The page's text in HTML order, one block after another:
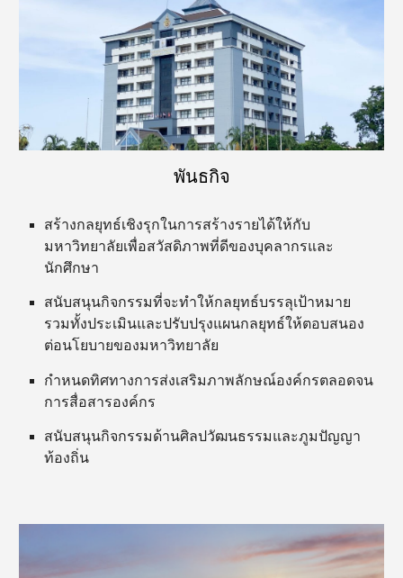
พันธกิจ
สร้างกลยุทธ์เชิงรุกในการสร้างรายได้ให้กับ
มหาวิทยาลัยเพื่อสวัสดิภาพที่ดีของบุคลากรและ
นักศึกษา
สนับสนุนกิจกรรมที่จะทำให้กลยุทธ์บรรลุเป้าหมาย
รวมทั้งประเมินและปรับปรุงแผนกลยุทธ์ให้ตอบสนอง
ต่อนโยบายของมหาวิทยาลัย
กำหนดทิศทางการส่งเสริมภาพลักษณ์องค์กรตลอดจน
การสื่อสารองค์กร
สนับสนุนกิจกรรมด้านศิลปวัฒนธรรมและภูมปัญญา
ท้องถิ่น